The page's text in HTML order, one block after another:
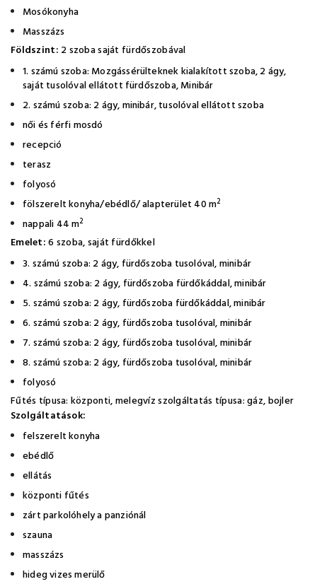
Mosókonyha
Masszázs
Földszint: 2 szoba saját fürdőszobával
1. számú szoba: Mozgássérülteknek kialakított szoba, 2 ágy,
saját tusolóval ellátott fürdőszoba, Minibár
2. számú szoba: 2 ágy, minibár, tusolóval ellátott szoba
női és férfi mosdó
recepció
terasz
folyosó
fölszerelt konyha/ebédlő/ alapterület 40 m2
nappali 44 m2
Emelet:6 szoba, saját fürdőkkel
3. számú szoba: 2 ágy, fürdőszoba tusolóval, minibár
4. számú szoba: 2 ágy, fürdőszoba fürdőkáddal, minibár
5. számú szoba: 2 ágy, fürdőszoba fürdőkáddal, minibár
6. számú szoba: 2 ágy, fürdőszoba tusolóval, minibár
7. számú szoba: 2 ágy, fürdőszoba tusolóval, minibár
8. számú szoba: 2 ágy, fürdőszoba tusolóval, minibár
folyosó
Fűtés típusa: központi, melegvíz szolgáltatás típusa: gáz, bojler
Szolgáltatások:
felszerelt konyha
ebédlő
ellátás
központi fűtés
zárt parkolóhely a panziónál
szauna
masszázs
hideg vizes merülő